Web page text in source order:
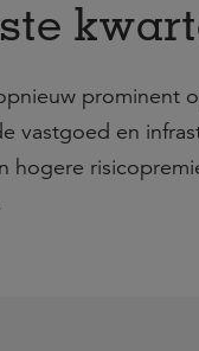
prominent
vastgoed en
hogere